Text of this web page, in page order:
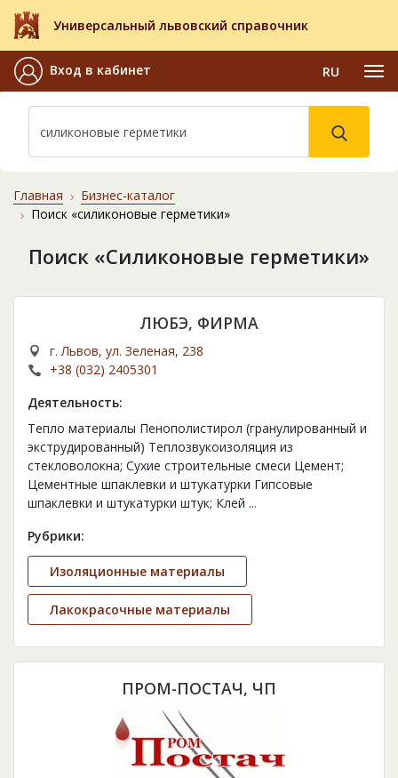
Универсальный львовский справочник
Вход в кабинет RU
Главная
Бизнес-каталог
Поиск «силиконовые герметики»
Поиск «Силиконовые герметики»
ЛЮБЭ, ФИРМА
г. Львов, ул. Зеленая, 238
+38 (032) 2405301
Деятельность:
Тепло материалы Пенополистирол (гранулированный и
экструдированный) Теплозвукоизоляция из
стекловолокна; Сухие строительные смеси Цемент;
Цементные шпаклевки и штукатурки Гипсовые
шпаклевки и штукатурки штук; Клей ...
Рубрики:
Изоляционные материалы
Лакокрасочные материалы
ПРОМ-ПОСТАЧ, ЧП